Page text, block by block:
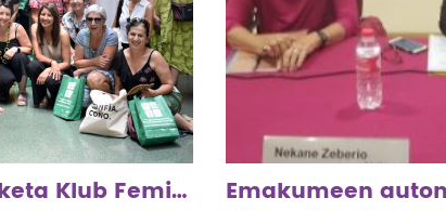
Arabako Irakurketa Klub Feministen III. Topaketa Emakumeen